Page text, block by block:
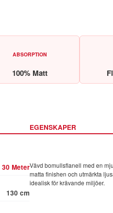
ABSORPTION
100% Matt
30 Meter
130 cm
EGENSKAPER
Vävd bomullsflanell med en
matta finishen och utmärkta